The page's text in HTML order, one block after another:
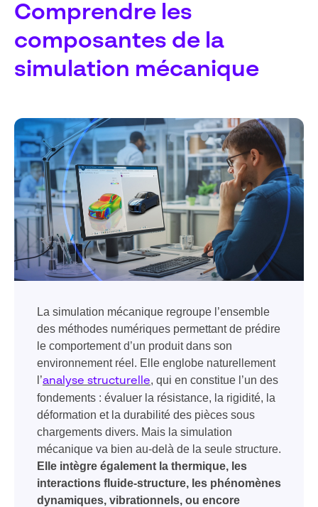
Comprendre les
composantes de la
simulation mécanique
La simulation mécanique regroupe l’ensemble
des méthodes numériques permettant de prédire
le comportement d’un produit dans son
environnement réel. Elle englobe naturellement
l’analyse structurelle, qui en constitue l’un des
fondements : évaluer la résistance, la rigidité, la
déformation et la durabilité des pièces sous
chargements divers. Mais la simulation
mécanique va bien au-delà de la seule structure.
Elle intègre également la thermique, les
interactions fluide-structure, les phénomènes
dynamiques, vibrationnels, ou encore